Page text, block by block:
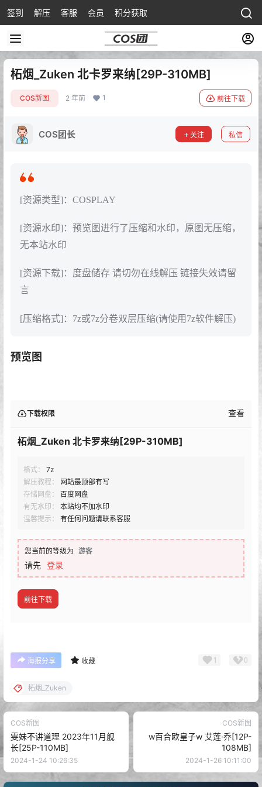
签到 解压 客服 会员 积分获取
柘烟_Zuken 北卡罗来纳[29P-310MB]
COS新图 2 年前 1 前往下载
COS团长 关注 私信
[资源类型]：COSPLAY
[资源水印]：预览图进行了压缩和水印，原图无压缩，
无本站水印
[资源下载]：度盘储存 请切勿在线解压 链接失效请留
言
[压缩格式]：7z或7z分卷双层压缩(请使用7z软件解压)
预览图
下载权限 查看
柘烟_Zuken 北卡罗来纳[29P-310MB]
格式：
7z
解压教程：
网站最顶部有写
存储网盘：
百度网盘
有无水印：
本站均不加水印
温馨提示：
有任何问题请联系客服
您当前的等级为 游客
请先 登录
前往下载
海报分享 收藏 1 0
柘烟_Zuken
COS新图
雯妹不讲道理 2023年11月舰
长[25P-110MB]
2024-1-24 10:26:35
COS新图
w百合欧皇子w 艾莲·乔[12P-
108MB]
2024-1-26 10:11:00